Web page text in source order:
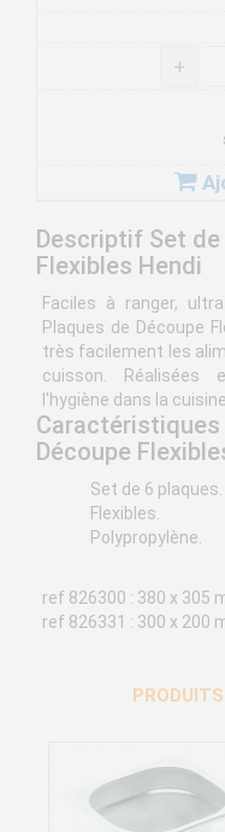
+
Descriptif Set de
Flexibles Hendi
Faciles à ranger,
Plaques de Découpe
très facilement les
cuisson. Réalisées
l'hygiène dans la
Caractéristiques
Découpe
Set de 6 plaques.
Flexibles.
Polypropylène.
ref 826300 : 380 x 305
ref 826331 : 300 x 200